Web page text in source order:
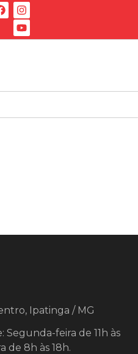
Ipatinga / MG
Segunda-feira de 11h às
de 8h às 18h.